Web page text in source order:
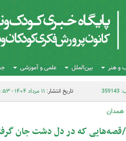
و هنر بین‌الملل علمی و آموزشی
تاریخ انتشار: ۱۱ مرداد ۱۴۰۴ - ۱۰:۵۳
همدان
قصه‌هایی که در دل دشت جان